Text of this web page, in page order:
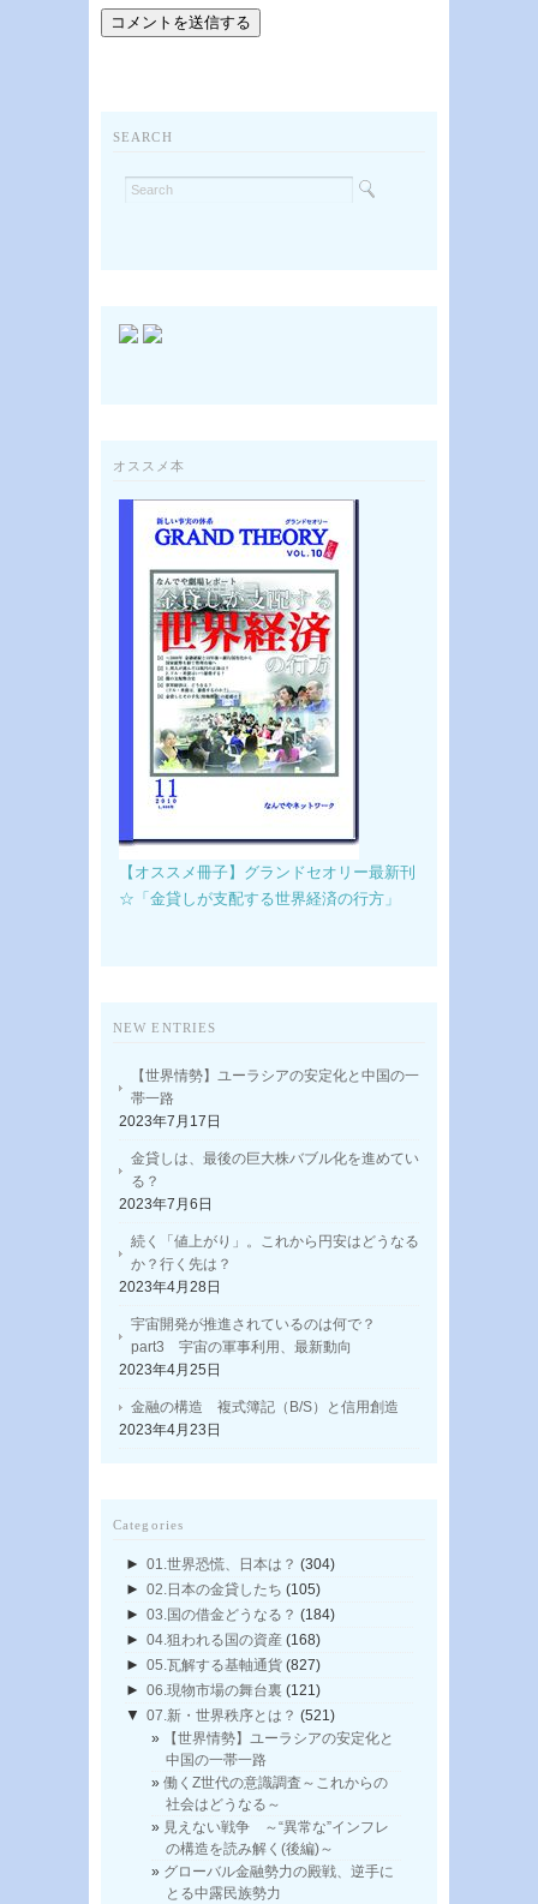
SEARCH
オススメ本
【オススメ冊子】グランドセオリー最新刊
☆「金貸しが支配する世界経済の行方」
NEW ENTRIES
【世界情勢】ユーラシアの安定化と中国の一
帯一路
2023年7月17日
金貸しは、最後の巨大株バブル化を進めてい
る？
2023年7月6日
続く「値上がり」。これから円安はどうなる
か？行く先は？
2023年4月28日
宇宙開発が推進されているのは何で？
part3 宇宙の軍事利用、最新動向
2023年4月25日
金融の構造 複式簿記（B/S）と信用創造
2023年4月23日
Categories
► 01.世界恐慌、日本は？ (304)
► 02.日本の金貸したち (105)
► 03.国の借金どうなる？ (184)
► 04.狙われる国の資産 (168)
► 05.瓦解する基軸通貨 (827)
► 06.現物市場の舞台裏 (121)
▼ 07.新・世界秩序とは？ (521)
【世界情勢】ユーラシアの安定化と
中国の一帯一路
働くZ世代の意識調査～これからの
社会はどうなる～
見えない戦争 ～“異常な”インフレ
の構造を読み解く(後編)～
グローバル金融勢力の殿戦、逆手に
とる中露民族勢力